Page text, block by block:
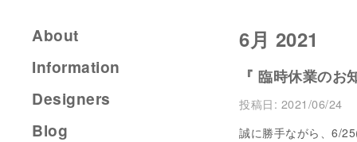
6月 2021
『 臨時休業の
投稿日: 2021/06/24
誠に勝手ながら、6/
About
Information
Designers
Blog